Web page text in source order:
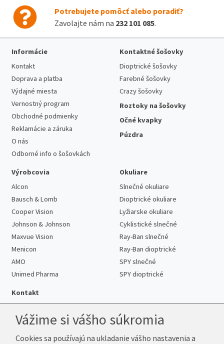
Potrebujete pomôcť alebo poradiť?
Zavolajte nám na 232 101 085.
Informácie
Kontakt
Doprava a platba
Výdajné miesta
Vernostný program
Obchodné podmienky
Reklamácie a záruka
O nás
Odborné info o šošovkách
Kontaktné šošovky
Dioptrické šošovky
Farebné šošovky
Crazy šošovky
Roztoky na šošovky
Očné kvapky
Púzdra
Výrobcovia
Alcon
Bausch & Lomb
Cooper Vision
Johnson & Johnson
Maxvue Vision
Menicon
AMO
Unimed Pharma
Okuliare
Slnečné okuliare
Dioptrické okuliare
Lyžiarske okuliare
Cyklistické slnečné
Ray-Ban slnečné
Ray-Ban dioptrické
SPY slnečné
SPY dioptrické
Kontakt
Telefón:+421 222 205 863
Vážime si vášho súkromia
Cookies sa používajú na ukladanie vášho nastavenia a